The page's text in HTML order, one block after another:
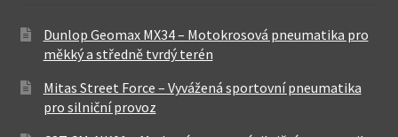
Dunlop Geomax MX34 – Motokrosová pneumatika pro
měkký a středně tvrdý terén
Mitas Street Force – Vyvážená sportovní pneumatika
pro silniční provoz